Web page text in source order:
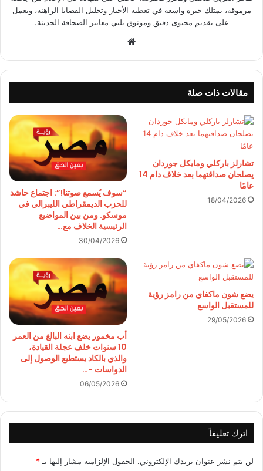
مرموقة، يمتلك خبرة واسعة في تغطية الأخبار وتحليل القضايا الراهنة، ويعمل
على تقديم محتوى دقيق وموثوق يلبي معايير الصحافة الحديثة.
مقالات ذات صلة
تشارلز باركلي ومايكل جوردان
يصلحان صداقتهما بعد خلاف دام 14
عامًا
18/04/2026
“سوف يُسمع صوتنا!”: اجتماع حاشد
للحزب الديمقراطي الليبرالي في
موسكو. ومن بين المواضيع
الرئيسية الخلاف مع…
30/04/2026
يضع شون ماكفاي من رامز رؤية
للمستقبل الواسع
29/05/2026
أب مخمور يضع ابنه البالغ من العمر
10 سنوات خلف عجلة القيادة،
والذي بالكاد يستطيع الوصول إلى
الدواسات -…
06/05/2026
اترك تعليقاً
لن يتم نشر عنوان بريدك الإلكتروني. الحقول الإلزامية مشار إليها بـ *